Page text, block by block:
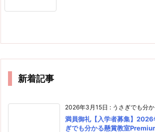
新着記事
2026年3月15日 : うさぎでも分
満員御礼【入学者募集】2026
ぎでも分かる懸賞教室